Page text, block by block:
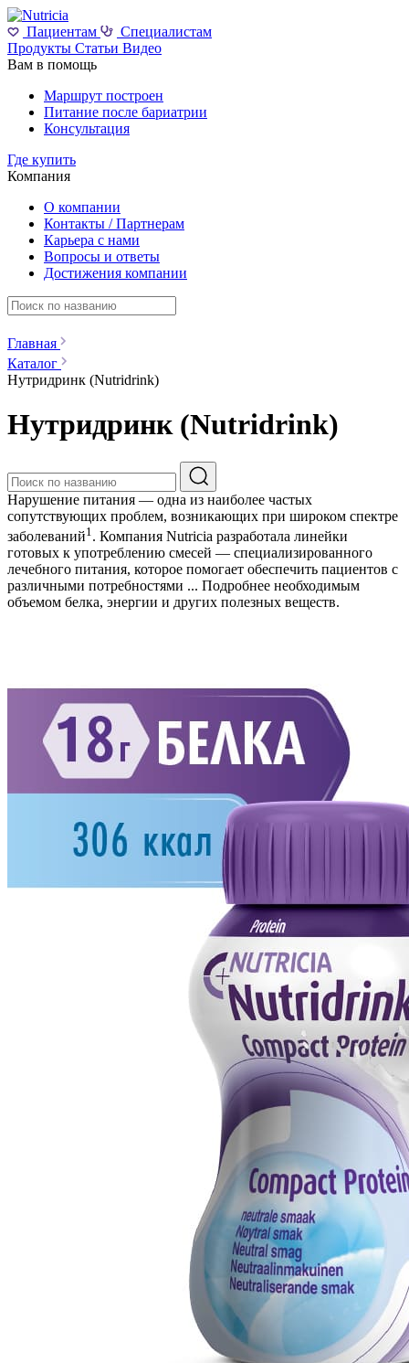
Пациентам
Специалистам
Продукты Статьи Видео
Вам в помощь
Маршрут построен
Питание после бариатрии
Консультация
Где купить
Компания
О компании
Контакты / Партнерам
Карьера с нами
Вопросы и ответы
Достижения компании
Главная
Каталог
Нутридринк (Nutridrink)
Нутридринк (Nutridrink)
Нарушение питания — одна из наиболее частых
сопутствующих проблем, возникающих при широком спектре
заболеваний1 . Компания Nutricia разработала линейки
готовых к употреблению смесей — специализированного
лечебного питания, которое помогает обеспечить пациентов с
различными потребностями ... Подробнее необходимым
объемом белка, энергии и других полезных веществ.